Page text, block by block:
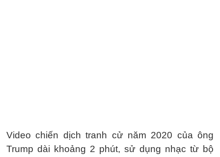
Video chiến dịch tranh cử năm 2020 của ông
Trump dài khoảng 2 phút, sử dụng nhạc từ bộ